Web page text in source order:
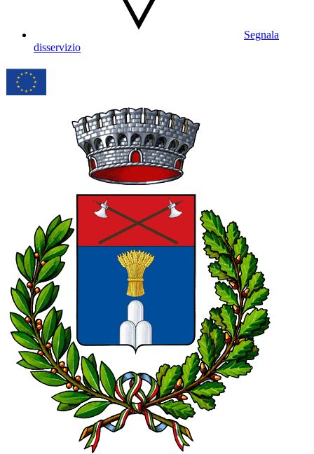
Segnala
disservizio